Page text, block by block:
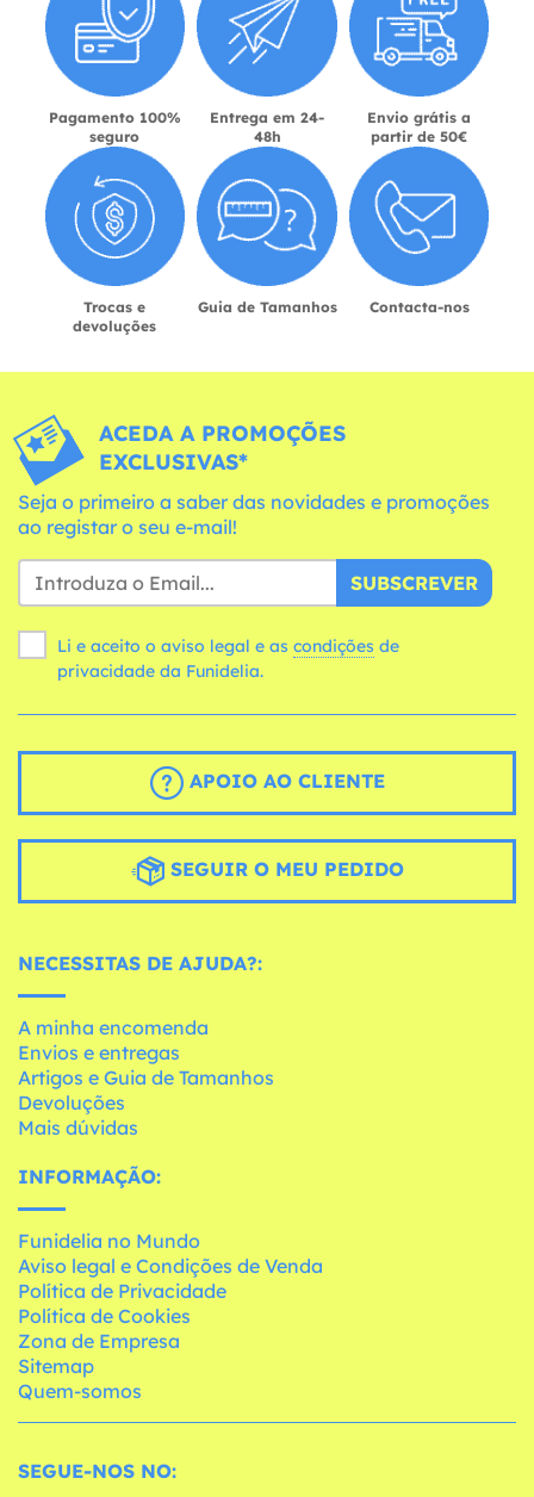
Pagamento 100%
seguro
Entrega em 24-
48h
Envio grátis a
partir de 50€
Trocas e
devoluções
Guia de Tamanhos Contacta-nos
ACEDA A PROMOÇÕES
EXCLUSIVAS*
Seja o primeiro a saber das novidades e promoções
ao registar o seu e-mail!
SUBSCREVER
Li e aceito o aviso legal e as condições
privacidade da Funidelia.
APOIO AO CLIENTE
SEGUIR O MEU PEDIDO
NECESSITAS DE AJUDA?:
A minha encomenda
Envios e entregas
Artigos e Guia de Tamanhos
Devoluções
Mais dúvidas
INFORMAÇÃO:
Funidelia no Mundo
Aviso legal e Condições de Venda
Política de Privacidade
Política de Cookies
Zona de Empresa
Sitemap
Quem-somos
SEGUE-NOS NO: